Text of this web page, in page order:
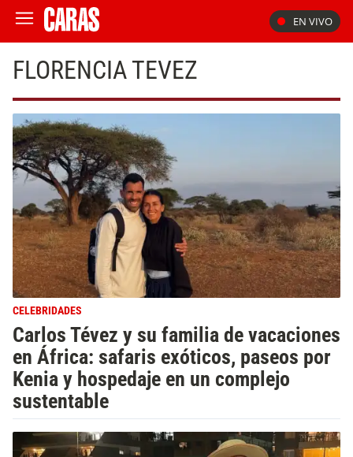
EN VIVO
FLORENCIA TEVEZ
CELEBRIDADES
Carlos Tévez y su familia de vacaciones
en África: safaris exóticos, paseos por
Kenia y hospedaje en un complejo
sustentable